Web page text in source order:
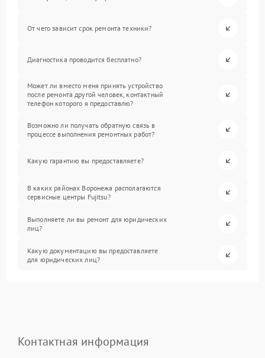
От чего зависит срок ремонта техники?
Диагностика проводится бесплатно?
Может ли вместо меня принять устройство
после ремонта другой человек, контактный
телефон которого я предоставлю?
Возможно ли получать обратную связь в
процессе выполнения ремонтных работ?
Какую гарантию вы предоставляете?
В каких районах Воронежа располагаются
сервисные центры Fujitsu?
Выполняете ли вы ремонт для юридических
лиц?
Какую документацию вы предоставляете
для юридических лиц?
Контактная информация